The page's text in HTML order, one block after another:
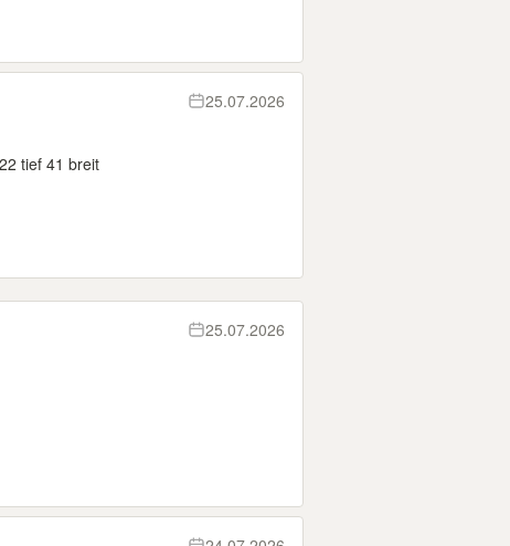
25.07.2026
tief 41 breit
25.07.2026